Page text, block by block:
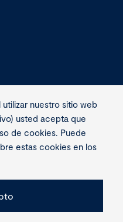
derechos reservados.
nuestro sitio web
usted acepta que
de cookies. Puede
estas cookies en los